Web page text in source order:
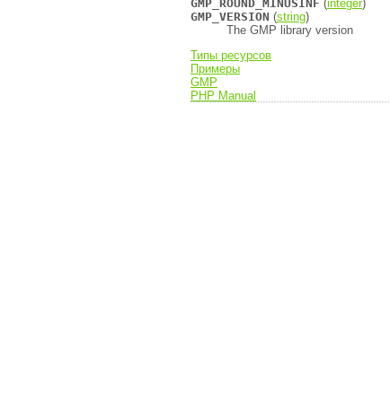
GMP_ROUND_MINUSINF (integer)
GMP_VERSION (string)
The GMP library version
Типы ресурсов
Примеры
GMP
PHP Manual